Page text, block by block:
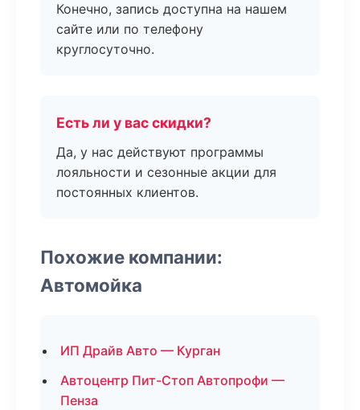
Конечно, запись доступна на нашем
сайте или по телефону
круглосуточно.
Есть ли у вас скидки?
Да, у нас действуют программы
лояльности и сезонные акции для
постоянных клиентов.
Похожие компании:
Автомойка
ИП Драйв Авто — Курган
Автоцентр Пит-Стоп Автопрофи —
Пенза